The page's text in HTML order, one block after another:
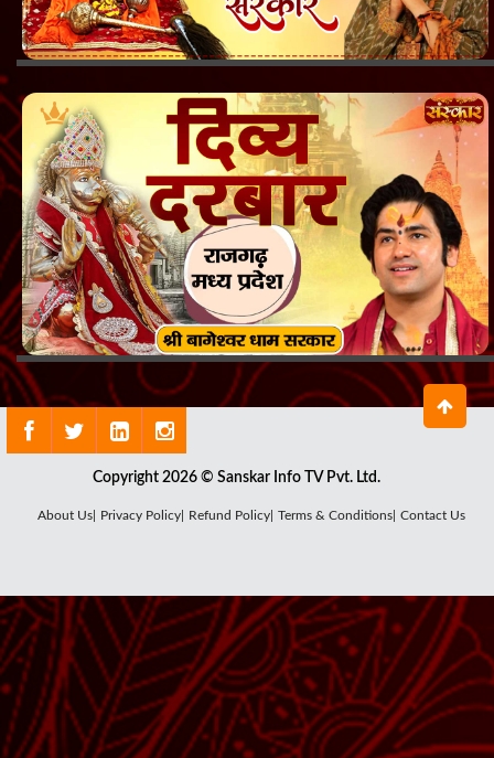
Copyright 2026 © Sanskar Info TV Pvt. Ltd.
About Us| Privacy Policy| Refund Policy| Terms & Conditions| Contact Us